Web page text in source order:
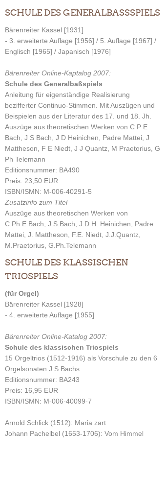
SCHULE DES GENERALBASSSPIELS
Bärenreiter Kassel [1931]
- 3. erweiterte Auflage [1956] / 5. Auflage [1967] /
Englisch [1965] / Japanisch [1976]
Bärenreiter Online-Kaptalog 2007:
Schule des Generalbaßspiels
Anleitung für eigenständige Realisierung
bezifferter Continuo-Stimmen. Mit Auszügen und
Beispielen aus der Literatur des 17. und 18. Jh.
Auszüge aus theoretischen Werken von C P E
Bach, J S Bach, J D Heinichen, Padre Mattei, J
Mattheson, F E Niedt, J J Quantz, M Praetorius, G
Ph Telemann
Editionsnummer: BA490
Preis: 23,50 EUR
ISBN/ISMN: M-006-40291-5
Zusatzinfo zum Titel
Auszüge aus theoretischen Werken von
C.Ph.E.Bach, J.S.Bach, J.D.H. Heinichen, Padre
Mattei, J. Mattheson, F.E. Niedt, J.J.Quantz,
M.Praetorius, G.Ph.Telemann
SCHULE DES KLASSISCHEN
TRIOSPIELS
(für Orgel)
Bärenreiter Kassel [1928]
- 4. erweiterte Auflage [1955]
Bärenreiter Online-Katalog 2007:
Schule des klassischen Triospiels
15 Orgeltrios (1512-1916) als Vorschule zu den 6
Orgelsonaten J S Bachs
Editionsnummer: BA243
Preis: 16,95 EUR
ISBN/ISMN: M-006-40099-7
Arnold Schlick (1512): Maria zart
Johann Pachelbel (1653-1706): Vom Himmel